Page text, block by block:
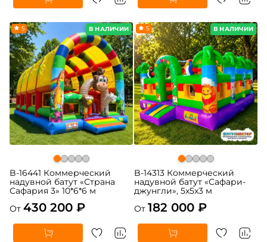
В НАЛИЧИИ
5
B-16441 Коммерческий
надувной батут «Страна
Сафария 3» 10*6*6 м
От 430 200 ₽
В НАЛИЧИИ
5
B-14313 Коммерческий
надувной батут «Сафари-
джунгли», 5x5x3 м
От 182 000 ₽